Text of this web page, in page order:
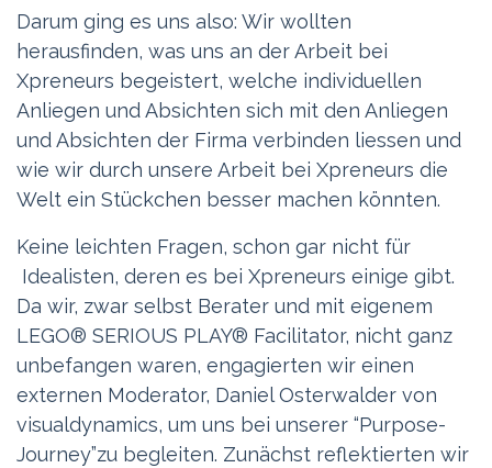
Darum ging es uns also: Wir wollten
herausfinden, was uns an der Arbeit bei
Xpreneurs begeistert, welche individuellen
Anliegen und Absichten sich mit den Anliegen
und Absichten der Firma verbinden liessen und
wie wir durch unsere Arbeit bei Xpreneurs die
Welt ein Stückchen besser machen könnten.
Keine leichten Fragen, schon gar nicht für
Idealisten, deren es bei Xpreneurs einige gibt.
Da wir, zwar selbst Berater und mit eigenem
LEGO® SERIOUS PLAY® Facilitator, nicht ganz
unbefangen waren, engagierten wir einen
externen Moderator, Daniel Osterwalder von
visualdynamics, um uns bei unserer “Purpose-
Journey”zu begleiten. Zunächst reflektierten wir